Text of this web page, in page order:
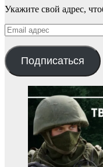
Укажите свой адрес,
Email
адрес
Подписаться